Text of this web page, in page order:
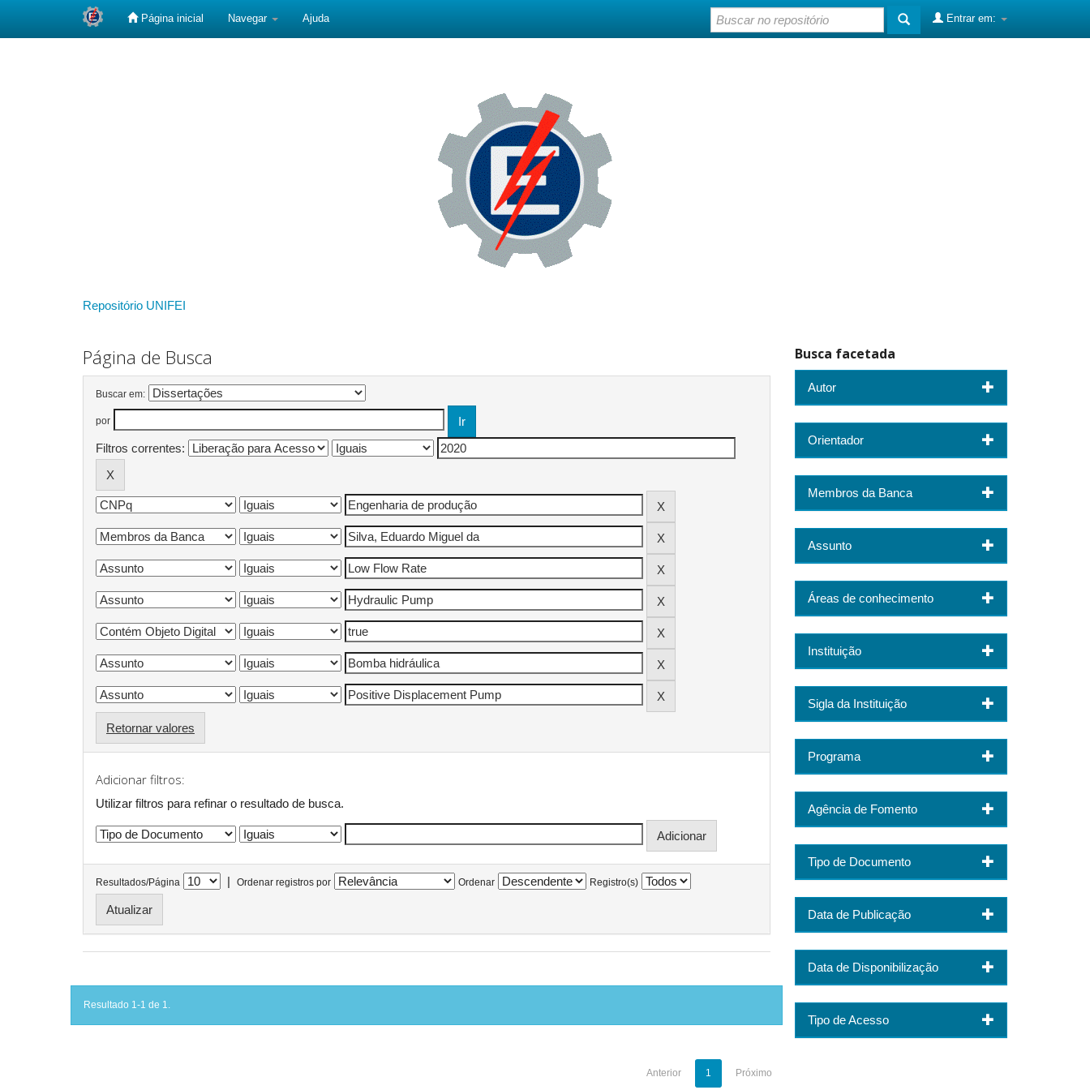
Página inicial Navegar Ajuda Entrar em:
Repositório UNIFEI
Página de Busca
Buscar em:
por
Filtros correntes:
Retornar valores
Adicionar filtros:
Utilizar filtros para refinar o resultado de busca.
Resultados/Página | Ordenar registros por Ordenar Registro(s)
Resultado 1-1 de 1.
Anterior 1 Próximo
Busca facetada
Autor
Orientador
Membros da Banca
Assunto
Áreas de conhecimento
Instituição
Sigla da Instituição
Programa
Agência de Fomento
Tipo de Documento
Data de Publicação
Data de Disponibilização
Tipo de Acesso